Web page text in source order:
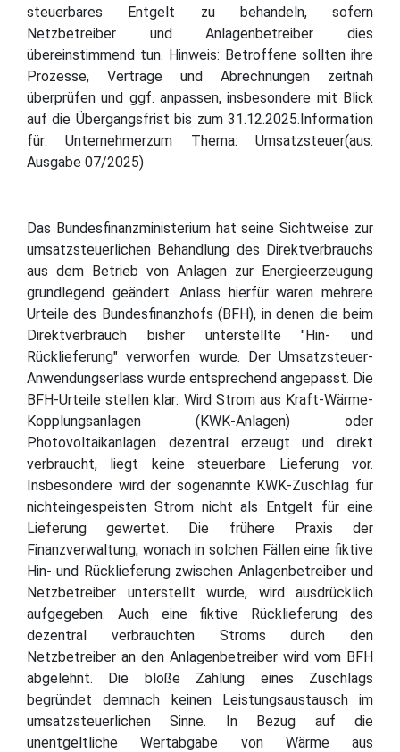
steuerbares Entgelt zu behandeln, sofern
Netzbetreiber und Anlagenbetreiber dies
übereinstimmend tun. Hinweis: Betroffene sollten ihre
Prozesse, Verträge und Abrechnungen zeitnah
überprüfen und ggf. anpassen, insbesondere mit Blick
auf die Übergangsfrist bis zum 31.12.2025.Information
für: Unternehmerzum Thema: Umsatzsteuer(aus:
Ausgabe 07/2025)
Das Bundesfinanzministerium hat seine Sichtweise zur
umsatzsteuerlichen Behandlung des Direktverbrauchs
aus dem Betrieb von Anlagen zur Energieerzeugung
grundlegend geändert. Anlass hierfür waren mehrere
Urteile des Bundesfinanzhofs (BFH), in denen die beim
Direktverbrauch bisher unterstellte "Hin- und
Rücklieferung" verworfen wurde. Der Umsatzsteuer-
Anwendungserlass wurde entsprechend angepasst. Die
BFH-Urteile stellen klar: Wird Strom aus Kraft-Wärme-
Kopplungsanlagen (KWK-Anlagen) oder
Photovoltaikanlagen dezentral erzeugt und direkt
verbraucht, liegt keine steuerbare Lieferung vor.
Insbesondere wird der sogenannte KWK-Zuschlag für
nichteingespeisten Strom nicht als Entgelt für eine
Lieferung gewertet. Die frühere Praxis der
Finanzverwaltung, wonach in solchen Fällen eine fiktive
Hin- und Rücklieferung zwischen Anlagenbetreiber und
Netzbetreiber unterstellt wurde, wird ausdrücklich
aufgegeben. Auch eine fiktive Rücklieferung des
dezentral verbrauchten Stroms durch den
Netzbetreiber an den Anlagenbetreiber wird vom BFH
abgelehnt. Die bloße Zahlung eines Zuschlags
begründet demnach keinen Leistungsaustausch im
umsatzsteuerlichen Sinne. In Bezug auf die
unentgeltliche Wertabgabe von Wärme aus